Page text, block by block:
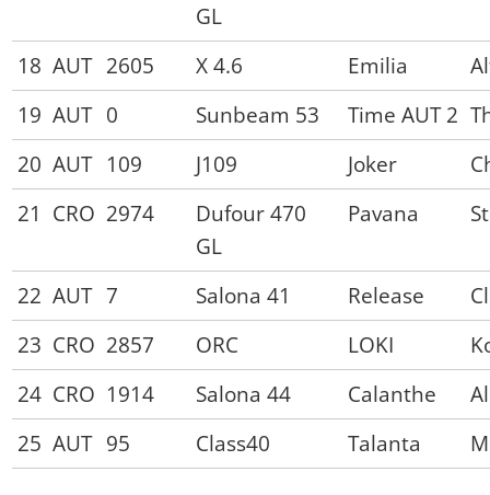
GL
18 AUT 2605 X 4.6 Emilia
19 AUT 0 Sunbeam 53 Time AUT 2
20 AUT 109 J109 Joker
21 CRO 2974
Dufour 470
GL
Pavana
22 AUT 7 Salona 41 Release
23 CRO 2857 ORC LOKI
24 CRO 1914 Salona 44 Calanthe
25 AUT 95 Class40 Talanta